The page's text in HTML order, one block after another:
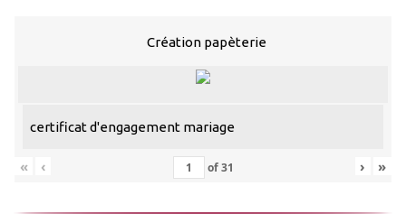
Création papèterie
certificat d'engagement mariage
« ‹ of31 › »